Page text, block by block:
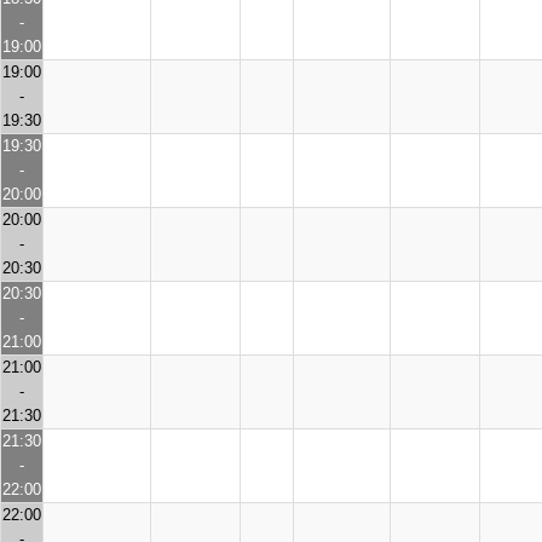
-
19:00
19:00
-
19:30
19:30
-
20:00
20:00
-
20:30
20:30
-
21:00
21:00
-
21:30
21:30
-
22:00
22:00